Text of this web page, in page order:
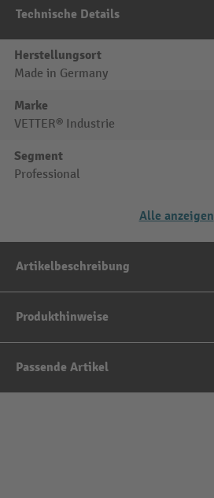
Technische Details
Herstellungsort
Made in Germany
Marke
VETTER® Industrie
Segment
Professional
Alle anzeigen
Artikelbeschreibung
Produkthinweise
Passende Artikel